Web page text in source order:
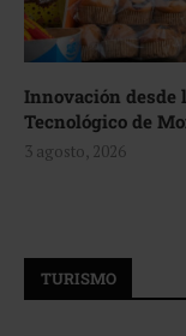
Innovación desde
Tecnológico de
3 agosto, 2026
TURISMO